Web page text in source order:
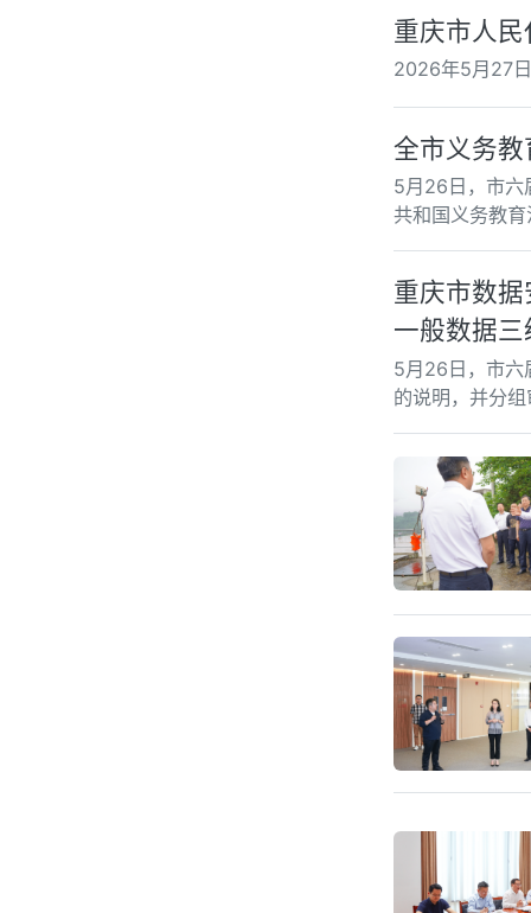
重庆市人
2026年5月27
全市义务
5月26日，市六
共和国义务教
重庆市数
一般数据
5月26日，市六
的说明，并分